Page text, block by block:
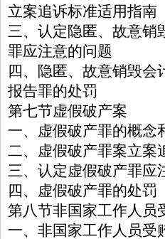
立案追诉标准适用指南
三、认定隐匿、故意销
罪应注意的问题
四、隐匿、故意销毁会
报告罪的处罚
第七节虚假破产案
一、虚假破产罪的概念
二、虚假破产罪案立案
三、认定虚假破产罪应
四、虚假破产罪的处罚
第八节非国家工作人员
一、非国家工作人员受